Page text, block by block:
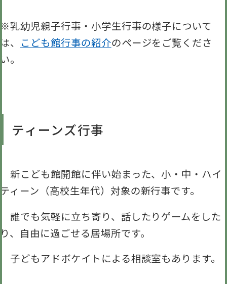
※乳幼児親子行事・小学生行事の様子について
は、 こども館行事の紹介のページをご覧くださ
い。
ティーンズ行事
新こども館開館に伴い始まった、小・中・ハイ
ティーン（高校生年代）対象の新行事です。
誰でも気軽に立ち寄り、話したりゲームをした
り、自由に過ごせる居場所です。
子どもアドボケイトによる相談室もあります。